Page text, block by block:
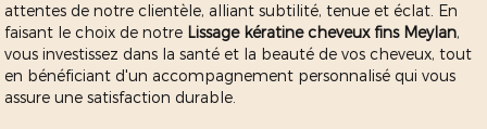
attentes de notre clientèle, alliant subtilité, tenue et éclat. En
faisant le choix de notre Lissage kératine cheveux fins Meylan,
vous investissez dans la santé et la beauté de vos cheveux, tout
en bénéficiant d'un accompagnement personnalisé qui vous
assure une satisfaction durable.